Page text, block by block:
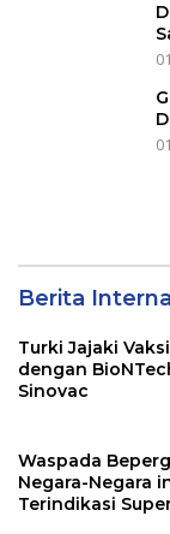
Berita
Turki Jajaki
dengan
Sinovac
Waspada
Negara-Negara
Terindikasi